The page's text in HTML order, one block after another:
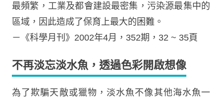
最頻繁，工業及都會建設最密集，污染源最集中的
區域，因此造成了保育上最大的困難。
－《科學月刊》2002年4月，352期，32 ~ 35頁
不再淡忘淡水魚，透過色彩開啟想像
為了欺騙天敵或獵物，淡水魚不像其他海水魚一